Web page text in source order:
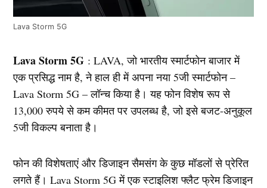
Lava Storm 5G
Lava Storm 5G : LAVA, जो भारतीय स्मार्टफोन बाजार में
एक प्रसिद्ध नाम है, ने हाल ही में अपना नया 5जी स्मार्टफोन –
Lava Storm 5G – लॉन्च किया है। यह फोन विशेष रूप से
13,000 रुपये से कम कीमत पर उपलब्ध है, जो इसे बजट-अनुकूल
5जी विकल्प बनाता है।
फोन की विशेषताएं और डिजाइन सैमसंग के कुछ मॉडलों से प्रेरित
लगते हैं। Lava Storm 5G में एक स्टाइलिश फ्लैट फ्रेम डिजाइन